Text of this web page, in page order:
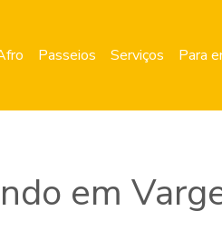
Passeios Serviços Para
em